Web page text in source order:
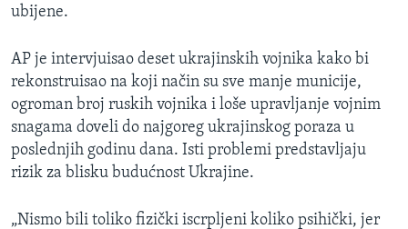
ubijene.
AP je intervjuisao deset ukrajinskih vojnika kako bi
rekonstruisao na koji način su sve manje municije,
ogroman broj ruskih vojnika i loše upravljanje vojnim
snagama doveli do najgoreg ukrajinskog poraza u
poslednjih godinu dana. Isti problemi predstavljaju
rizik za blisku budućnost Ukrajine.
„Nismo bili toliko fizički iscrpljeni koliko psihički, jer